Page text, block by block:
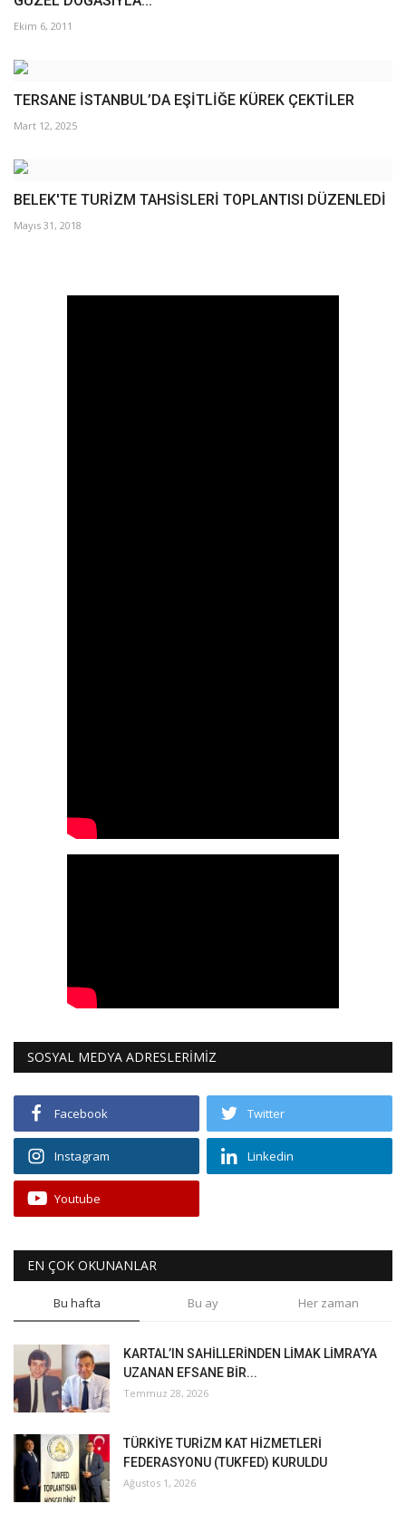
Ekim 6, 2011
TERSANE İSTANBUL’DA EŞİTLİĞE KÜREK ÇEKTİLER
Mart 12, 2025
BELEK'TE TURİZM TAHSİSLERİ TOPLANTISI DÜZENLEDİ
Mayıs 31, 2018
SOSYAL MEDYA ADRESLERİMİZ
Facebook Twitter
Instagram Linkedin
Youtube
EN ÇOK OKUNANLAR
Bu hafta Bu ay Her zaman
KARTAL’IN SAHİLLERİNDEN LİMAK LİMRA’YA
UZANAN EFSANE BİR...
Temmuz 28, 2026
TÜRKİYE TURİZM KAT HİZMETLERİ
FEDERASYONU (TUKFED) KURULDU
Ağustos 1, 2026